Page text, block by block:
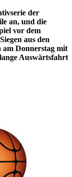
der
an, und die
vor dem
aus den
am Donnerstag mit
Auswärtsfahrt